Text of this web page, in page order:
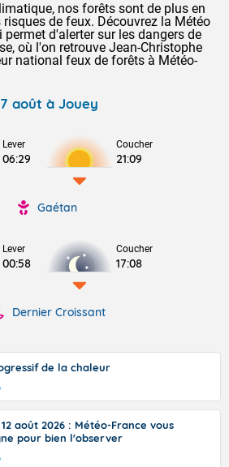
nos forêts sont de plus en
de feux. Découvrez la Météo
d'alerter sur les dangers de
où l'on retrouve Jean-Christophe
national feux de forêts à Météo-
août à Jouey
Lever
06:29
Coucher
21:09
Gaétan
Lever
00:58
Coucher
17:08
Dernier Croissant
de la chaleur
août 2026 : Météo-France vous
pour bien l'observer